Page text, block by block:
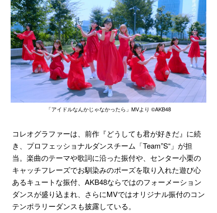
「アイドルなんかじゃなかったら」MVより ©︎AKB48
コレオグラファーは、前作『どうしても君が好きだ』に続
き、プロフェッショナルダンスチーム「Team”S“」が担
当。楽曲のテーマや歌詞に沿った振付や、センター小栗の
キャッチフレーズでお馴染みのポーズを取り入れた遊び心
あるキュートな振付、AKB48ならではのフォーメーション
ダンスが盛り込まれ、さらにMVではオリジナル振付のコン
テンポラリーダンスも披露している。